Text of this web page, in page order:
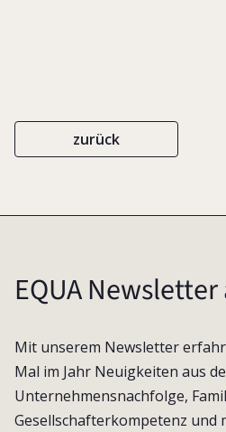
zurück
EQUA
Mit unserem Newsletter
Mal im Jahr Neuigkeiten aus
Unternehmensnachfolge,
Gesellschafterkompetenz und